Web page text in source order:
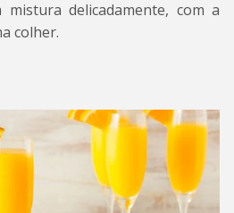
delicadamente, com a
colher.